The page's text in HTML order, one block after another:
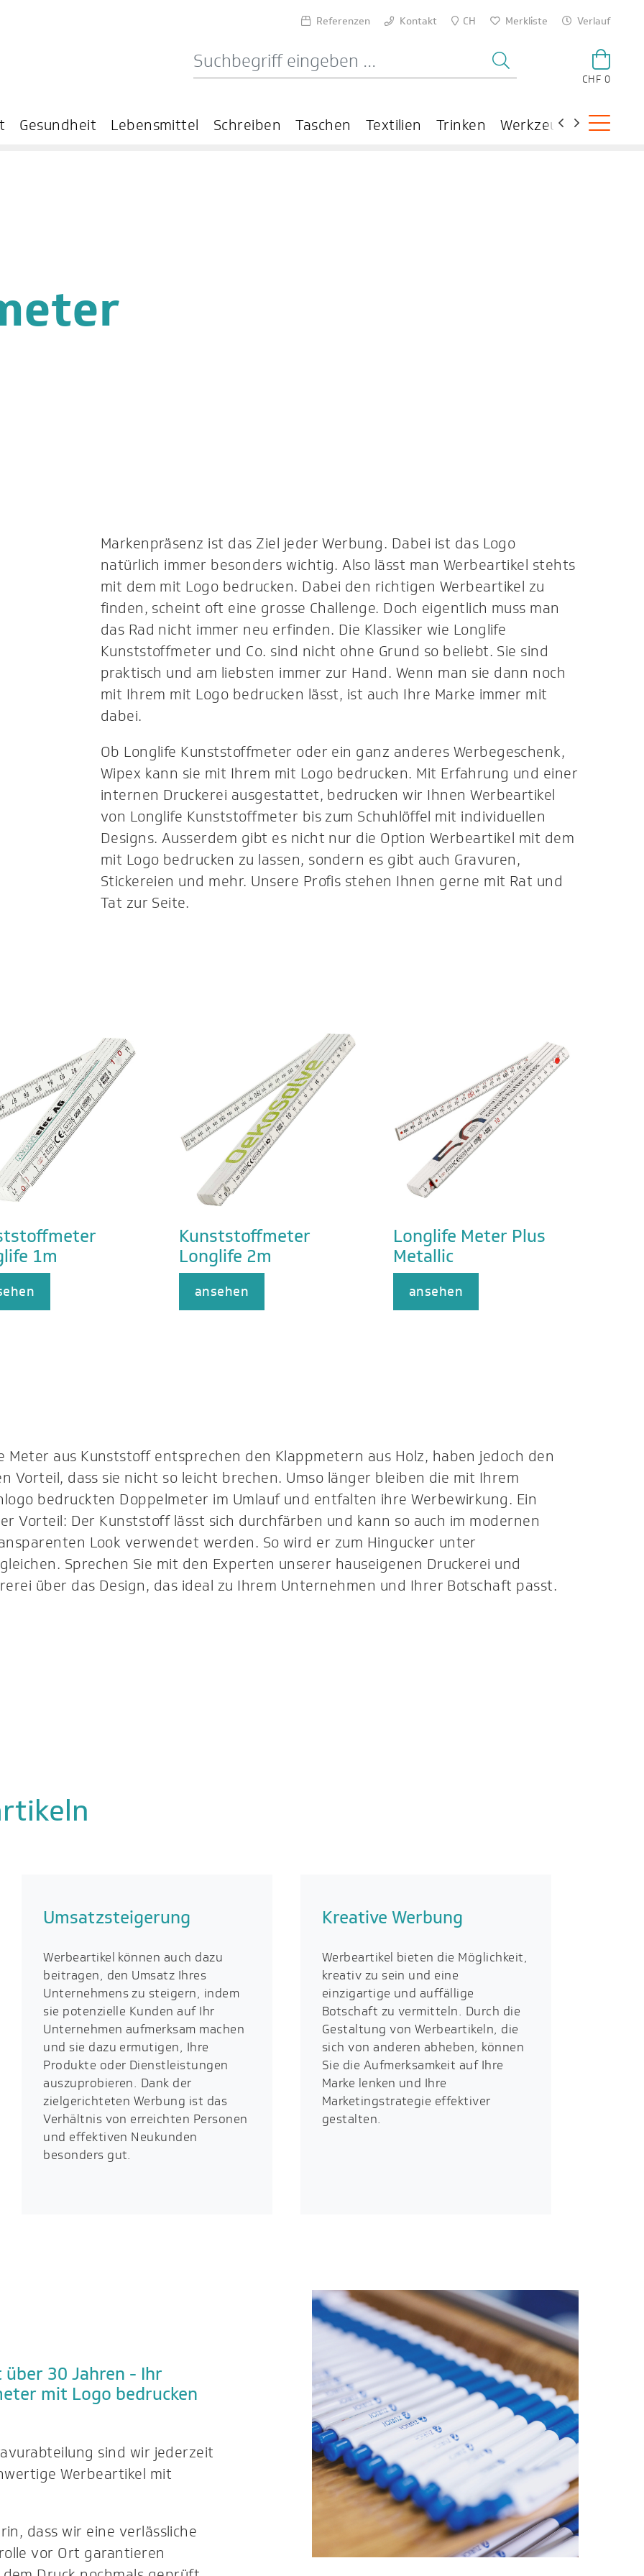
Referenzen Kontakt CH Merkliste Verlauf
CHF 0
Gesundheit Lebensmittel Schreiben Taschen Textilien Trinken Werkzeuge
Markenpräsenz ist das Ziel jeder Werbung. Dabei ist das Logo
natürlich immer besonders wichtig. Also lässt man Werbeartikel stehts
mit dem mit Logo bedrucken. Dabei den richtigen Werbeartikel zu
finden, scheint oft eine grosse Challenge. Doch eigentlich muss man
das Rad nicht immer neu erfinden. Die Klassiker wie Longlife
Kunststoffmeter und Co. sind nicht ohne Grund so beliebt. Sie sind
praktisch und am liebsten immer zur Hand. Wenn man sie dann noch
mit Ihrem mit Logo bedrucken lässt, ist auch Ihre Marke immer mit
dabei.
Ob Longlife Kunststoffmeter oder ein ganz anderes Werbegeschenk,
Wipex kann sie mit Ihrem mit Logo bedrucken. Mit Erfahrung und einer
internen Druckerei ausgestattet, bedrucken wir Ihnen Werbeartikel
von Longlife Kunststoffmeter bis zum Schuhlöffel mit individuellen
Designs. Ausserdem gibt es nicht nur die Option Werbeartikel mit dem
mit Logo bedrucken zu lassen, sondern es gibt auch Gravuren,
Stickereien und mehr. Unsere Profis stehen Ihnen gerne mit Rat und
Tat zur Seite.
1m
Kunststoffmeter
Longlife 2m
ansehen
Longlife Meter Plus
Metallic
ansehen
Meter aus Kunststoff entsprechen den Klappmetern aus Holz, haben jedoch den
Vorteil, dass sie nicht so leicht brechen. Umso länger bleiben die mit Ihrem
bedruckten Doppelmeter im Umlauf und entfalten ihre Werbewirkung. Ein
Vorteil: Der Kunststoff lässt sich durchfärben und kann so auch im modernen
Look verwendet werden. So wird er zum Hingucker unter
Sprechen Sie mit den Experten unserer hauseigenen Druckerei und
über das Design, das ideal zu Ihrem Unternehmen und Ihrer Botschaft passt.
Umsatzsteigerung
Werbeartikel können auch dazu
beitragen, den Umsatz Ihres
Unternehmens zu steigern, indem
sie potenzielle Kunden auf Ihr
Unternehmen aufmerksam machen
und sie dazu ermutigen, Ihre
Produkte oder Dienstleistungen
auszuprobieren. Dank der
zielgerichteten Werbung ist das
Verhältnis von erreichten Personen
und effektiven Neukunden
besonders gut.
Kreative Werbung
Werbeartikel bieten die Möglichkeit,
kreativ zu sein und eine
einzigartige und auffällige
Botschaft zu vermitteln. Durch die
Gestaltung von Werbeartikeln, die
sich von anderen abheben, können
Sie die Aufmerksamkeit auf Ihre
Marke lenken und Ihre
Marketingstrategie effektiver
gestalten.
30 Jahren - Ihr
mit Logo bedrucken
sind wir jederzeit
Werbeartikel mit
dass wir eine verlässliche
vor Ort garantieren